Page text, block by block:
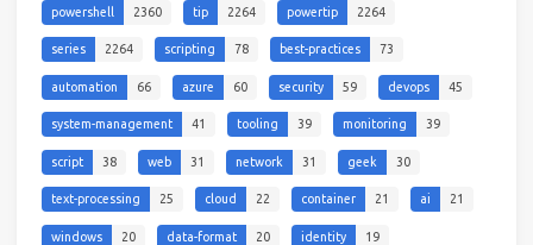
powershell 2360 tip 2264 powertip 2264
series 2264 scripting 78 best-practices 73
automation 66 azure 60 security 59 devops 45
system-management 41 tooling 39 monitoring 39
script 38 web 31 network 31 geek 30
text-processing 25 cloud 22 container 21 ai 21
windows 20 data-format 20 identity 19